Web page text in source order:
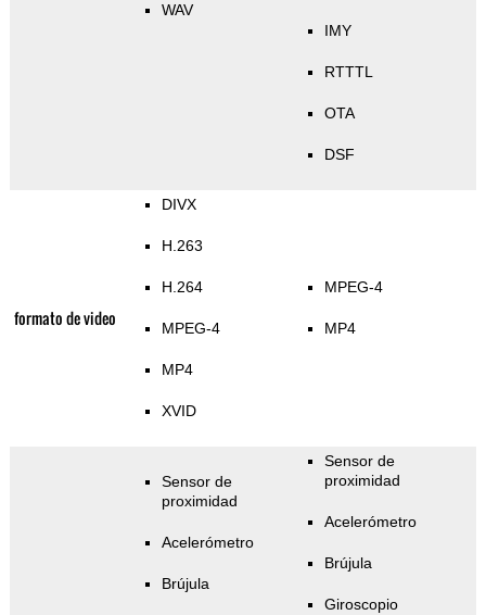
WAV
IMY
RTTTL
OTA
DSF
formato de video
DIVX
H.263
H.264
MPEG-4
MP4
XVID
MPEG-4
MP4
Sensor de
proximidad
Acelerómetro
Brújula
Sensor de
proximidad
Acelerómetro
Brújula
Giroscopio